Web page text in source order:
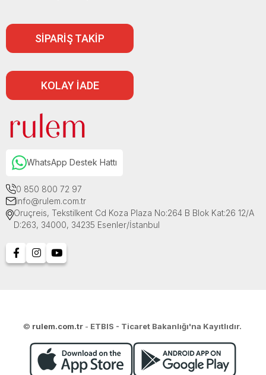
SİPARİŞ TAKİP
KOLAY İADE
WhatsApp Destek Hattı
0 850 800 72 97
info@rulem.com.tr
Oruçreis, Tekstilkent Cd Koza Plaza No:264 B Blok Kat:26 12/A
D:263, 34000, 34235 Esenler/İstanbul
© rulem.com.tr - ETBIS - Ticaret Bakanlığı'na Kayıtlıdır.